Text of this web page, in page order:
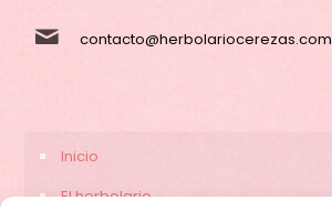
contacto@herbolariocerezas.com
Inicio
El herbolario